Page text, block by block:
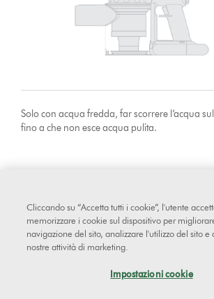
Solo con acqua fredda, far scorrere l’acqua
fino a che non esce acqua pulita.
Cliccando su “Accetta tutti i cookie”, l'utente
memorizzare i cookie sul dispositivo per
navigazione del sito, analizzare l'utilizzo del sito e
nostre attività di marketing.
Impostazioni cookie